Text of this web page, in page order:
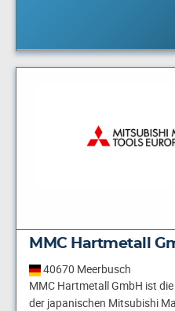
MMC Hartmetall
40670 Meerbusch
MMC Hartmetall GmbH ist
der japanischen Mitsubishi